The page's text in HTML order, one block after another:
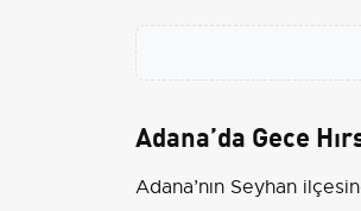
Adana’da Gece
Adana’nın Seyhan